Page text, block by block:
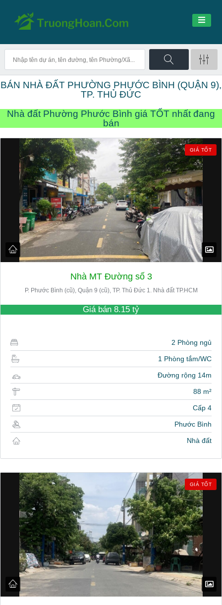
BÁN NHÀ ĐẤT PHƯỜNG PHƯỚC BÌNH (QUẬN 9),
TP. THỦ ĐỨC
Nhà đất Phường Phước Bình giá TỐT nhất đang
bán
GIÁ TỐT
Nhà MT Đường số 3
P. Phước Bình (cũ), Quận 9 (cũ), TP. Thủ Đức 1. Nhà đất TP.HCM
Giá bán 8.15 tỷ
2 Phòng ngủ
1 Phòng tắm/WC
Đường rộng 14m
88 m²
Cấp 4
Phước Bình
Nhà đất
GIÁ TỐT